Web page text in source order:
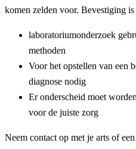
komen zelden voor. Bevestiging
laboratoriumonderzoek
methoden
Voor het opstellen van een
diagnose nodig
Er onderscheid moet
voor de juiste zorg
Neem contact op met je arts of